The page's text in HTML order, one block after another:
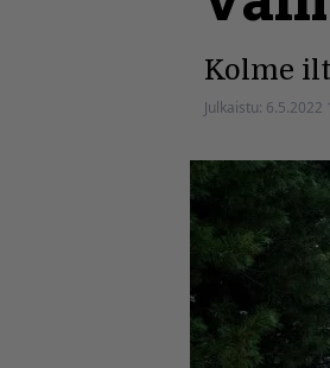
Kolme
Julkaistu: 6.5.2022